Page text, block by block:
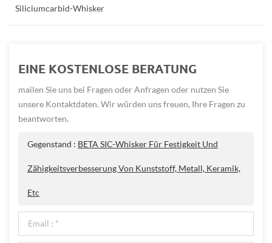
Siliciumcarbid-Whisker
EINE KOSTENLOSE BERATUNG
mailen Sie uns bei Fragen oder Anfragen oder nutzen Sie
unsere Kontaktdaten. Wir würden uns freuen, Ihre Fragen zu
beantworten.
Gegenstand : BETA SIC-Whisker Für Festigkeit Und
Zähigkeitsverbesserung Von Kunststoff, Metall, Keramik,
Etc